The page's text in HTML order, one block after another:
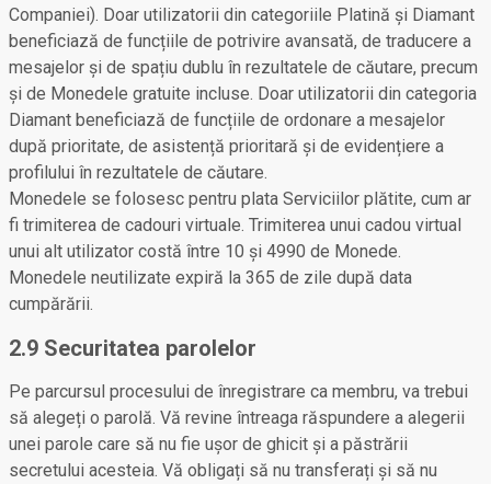
Companiei). Doar utilizatorii din categoriile Platină și Diamant
beneficiază de funcțiile de potrivire avansată, de traducere a
mesajelor și de spațiu dublu în rezultatele de căutare, precum
și de Monedele gratuite incluse. Doar utilizatorii din categoria
Diamant beneficiază de funcțiile de ordonare a mesajelor
după prioritate, de asistență prioritară și de evidențiere a
profilului în rezultatele de căutare.
Monedele se folosesc pentru plata Serviciilor plătite, cum ar
fi trimiterea de cadouri virtuale. Trimiterea unui cadou virtual
unui alt utilizator costă între 10 și 4990 de Monede.
Monedele neutilizate expiră la 365 de zile după data
cumpărării.
2.9 Securitatea parolelor
Pe parcursul procesului de înregistrare ca membru, va trebui
să alegeți o parolă. Vă revine întreaga răspundere a alegerii
unei parole care să nu fie ușor de ghicit și a păstrării
secretului acesteia. Vă obligați să nu transferați și să nu